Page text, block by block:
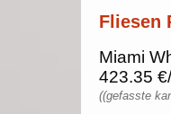
Fliesen
Miami
423.35
((gefasste